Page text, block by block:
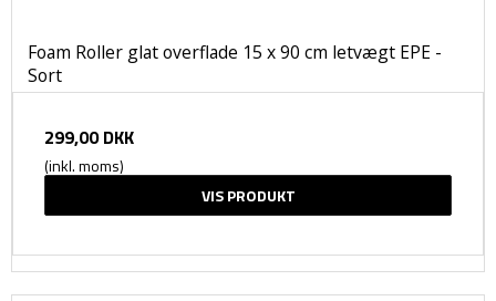
Foam Roller glat overflade 15 x 90 cm letvægt EPE -
Sort
299,00 DKK
(inkl. moms)
VIS PRODUKT